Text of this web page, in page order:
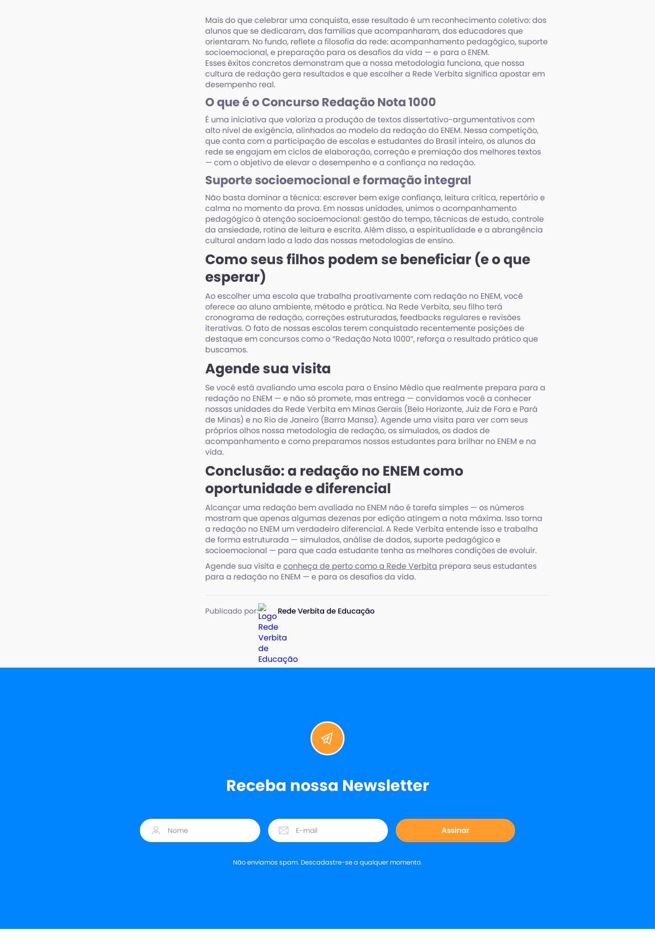
Mais do que celebrar uma conquista, esse resultado é um reconhecimento coletivo: dos
alunos que se dedicaram, das famílias que acompanharam, dos educadores que
orientaram. No fundo, reflete a filosofia da rede: acompanhamento pedagógico, suporte
socioemocional, e preparação para os desafios da vida — e para o ENEM.
Esses êxitos concretos demonstram que a nossa metodologia funciona, que nossa
cultura de redação gera resultados e que escolher a Rede Verbita significa apostar em
desempenho real.
O que é o Concurso Redação Nota 1000
É uma iniciativa que valoriza a produção de textos dissertativo-argumentativos com
alto nível de exigência, alinhados ao modelo da redação do ENEM. Nessa competição,
que conta com a participação de escolas e estudantes do Brasil inteiro, os alunos da
rede se engajam em ciclos de elaboração, correção e premiação dos melhores textos
— com o objetivo de elevar o desempenho e a confiança na redação.
Suporte socioemocional e formação integral
Não basta dominar a técnica: escrever bem exige confiança, leitura crítica, repertório e
calma no momento da prova. Em nossas unidades, unimos o acompanhamento
pedagógico à atenção socioemocional: gestão do tempo, técnicas de estudo, controle
da ansiedade, rotina de leitura e escrita. Além disso, a espiritualidade e a abrangência
cultural andam lado a lado das nossas metodologias de ensino.
Como seus filhos podem se beneficiar (e o que
esperar)
Ao escolher uma escola que trabalha proativamente com redação no ENEM, você
oferece ao aluno ambiente, método e prática. Na Rede Verbita, seu filho terá
cronograma de redação, correções estruturadas, feedbacks regulares e revisões
iterativas. O fato de nossas escolas terem conquistado recentemente posições de
destaque em concursos como o “Redação Nota 1000”, reforça o resultado prático que
buscamos.
Agende sua visita
Se você está avaliando uma escola para o Ensino Médio que realmente prepara para a
redação no ENEM — e não só promete, mas entrega — convidamos você a conhecer
nossas unidades da Rede Verbita em Minas Gerais (Belo Horizonte, Juiz de Fora e Pará
de Minas) e no Rio de Janeiro (Barra Mansa). Agende uma visita para ver com seus
próprios olhos nossa metodologia de redação, os simulados, os dados de
acompanhamento e como preparamos nossos estudantes para brilhar no ENEM e na
vida.
Conclusão: a redação no ENEM como
oportunidade e diferencial
Alcançar uma redação bem avaliada no ENEM não é tarefa simples — os números
mostram que apenas algumas dezenas por edição atingem a nota máxima. Isso torna
a redação no ENEM um verdadeiro diferencial. A Rede Verbita entende isso e trabalha
de forma estruturada — simulados, análise de dados, suporte pedagógico e
socioemocional — para que cada estudante tenha as melhores condições de evoluir.
Agende sua visita econheça de perto como a Rede Verbita prepara seus estudantes
para a redação no ENEM — e para os desafios da vida.
Publicado por: Rede Verbita de Educação
Receba nossa Newsletter
Não enviamos spam. Descadastre-se a qualquer momento.